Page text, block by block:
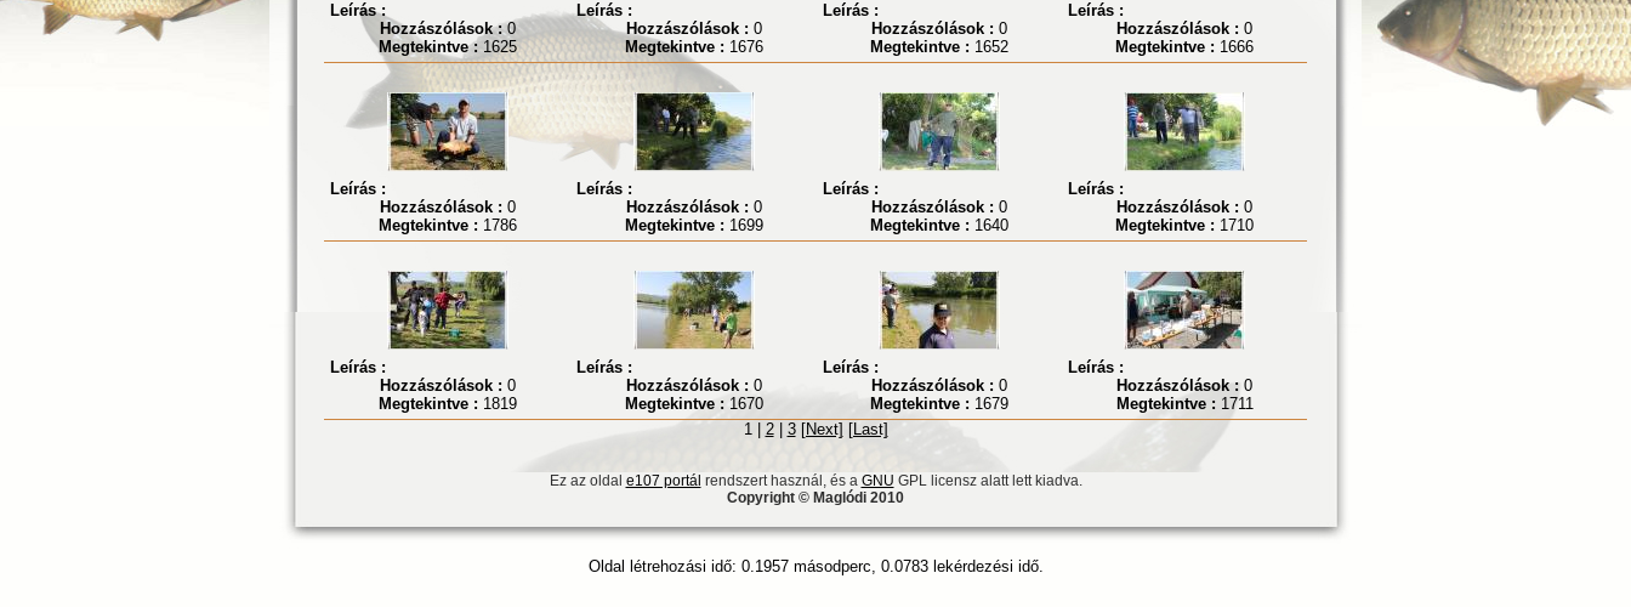
Leírás :
Hozzászólások :0
Megtekintve : 1625
Leírás :
Hozzászólások : 0
Megtekintve : 1676
Leírás :
Hozzászólások : 0
Megtekintve : 1652
Leírás :
Hozzászólások : 0
Megtekintve : 1666
Leírás :
Hozzászólások : 0
Megtekintve : 1786
Leírás :
Hozzászólások : 0
Megtekintve : 1699
Leírás :
Hozzászólások : 0
Megtekintve : 1640
Leírás :
Hozzászólások : 0
Megtekintve : 1710
Leírás :
Hozzászólások : 0
Megtekintve : 1819
Leírás :
Hozzászólások : 0
Megtekintve : 1670
Leírás :
Hozzászólások : 0
Megtekintve : 1679
Leírás :
Hozzászólások : 0
Megtekintve : 1711
1 | 2| 3 [Next] [Last]
Ez az oldal e107 portál rendszert használ, és a GNU GPL licensz alatt lett kiadva.
Copyright © Maglódi 2010
Oldal létrehozási idő: 0.1957 másodperc, 0.0783 lekérdezési idő.